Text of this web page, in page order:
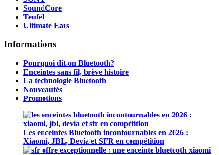
SoundCore
Teufel
Ultimate Ears
Informations
Pourquoi dit-on Bluetooth?
Enceintes sans fil, brève histoire
La technologie Bluetooth
Nouveautés
Promotions
Les enceintes Bluetooth incontournables en 2026 :
Xiaomi, JBL, Devia et SFR en compétition